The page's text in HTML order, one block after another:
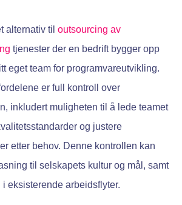
alternativ til outsourcing av
tjenester der en bedrift bygger opp
eget team for programvareutvikling.
er full kontroll over
inkludert muligheten til å lede teamet
og justere
etter behov. Denne kontrollen kan
til selskapets kultur og mål, samt
eksisterende arbeidsflyter.